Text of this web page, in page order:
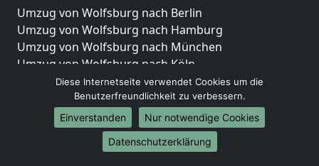
Umzug von Wolfsburg nach Berlin
Umzug von Wolfsburg nach Hamburg
Umzug von Wolfsburg nach München
Umzug von Wolfsburg nach Köln
Umzug von Wolfsburg nach Frankfurt am Main
Umzug von Wolfsburg nach Stuttgart
Umzug von Wolfsburg nach Düsseldorf
Umzug von Wolfsburg nach Leipzig
Umzug von Wolfsburg nach Dortmund
Diese Internetseite verwendet Cookies um die
Benutzerfreundlichkeit zu verbessern.
Einverstanden
Nur notwendige Cookies
Datenschutzerklärung